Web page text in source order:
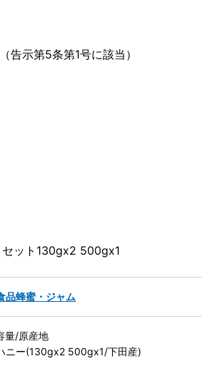
告示第5条第1号に該当）
ット130gx2 500gx1
品蜂蜜・ジャム
量/原産地
ニー(130gx2 500gx1/下田産)